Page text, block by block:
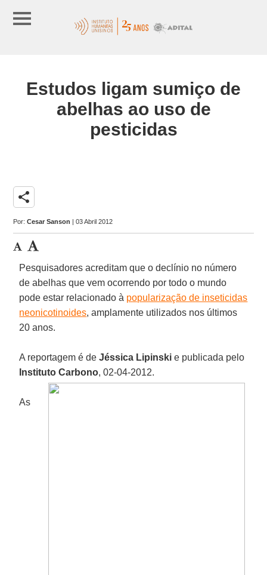
Estudos ligam sumiço de
abelhas ao uso de
pesticidas
share
Por:Cesar Sanson | 03 Abril 2012
Pesquisadores acreditam que o declínio no número
de abelhas que vem ocorrendo por todo o mundo
pode estar relacionado à popularização de inseticidas
neonicotinoides, amplamente utilizados nos últimos
20 anos.
A reportagem é deJéssica Lipinski e publicada pelo
Instituto Carbono, 02-04-2012.
As